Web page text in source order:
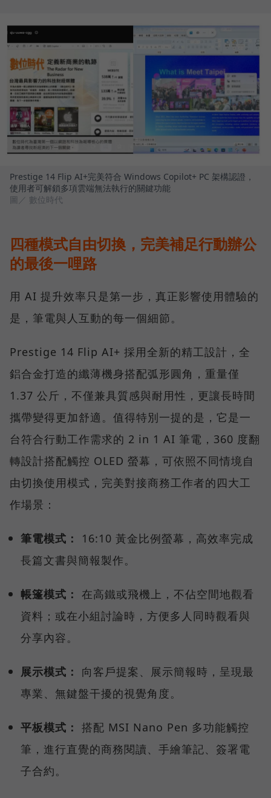
Prestige 14 Flip AI+完美符合 Windows Copilot+ PC 架構認證，
使用者可解鎖多項雲端無法執行的關鍵功能
圖／ 數位時代
四種模式自由切換，完美補足行動辦公
的最後一哩路
用 AI 提升效率只是第一步，真正影響使用體驗的
是，筆電與人互動的每一個細節。
Prestige 14 Flip AI+ 採用全新的精工設計，全
鋁合金打造的纖薄機身搭配弧形圓角，重量僅
1.37 公斤，不僅兼具質感與耐用性，更讓長時間
攜帶變得更加舒適。值得特別一提的是，它是一
台符合行動工作需求的 2 in 1 AI 筆電，360 度翻
轉設計搭配觸控 OLED 螢幕，可依照不同情境自
由切換使用模式，完美對接商務工作者的四大工
作場景：
筆電模式：
16:10 黃金比例螢幕，高效率完成
長篇文書與簡報製作。
帳篷模式： 在高鐵或飛機上，不佔空間地觀看
資料；或在小組討論時，方便多人同時觀看與
分享內容。
展示模式：
向客戶提案、展示簡報時，呈現最
專業、無鍵盤干擾的視覺角度。
平板模式： 搭配 MSI Nano Pen 多功能觸控
筆，進行直覺的商務閱讀、手繪筆記、簽署電
子合約。